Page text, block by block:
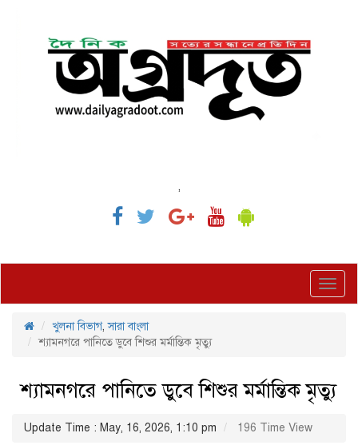
,
খুলনা বিভাগ,সারা বাংলা
শ্যামনগরে পানিতে ডুবে শিশুর মর্মান্তিক মৃত্যু
শ্যামনগরে পানিতে ডুবে শিশুর মর্মান্তিক মৃত্যু
Update Time : May, 16, 2026, 1:10 pm 196 Time View